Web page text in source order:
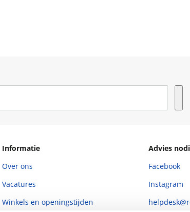
Informatie
Over ons
Vacatures
Winkels en openingstijden
Advies
Facebook
Instagram